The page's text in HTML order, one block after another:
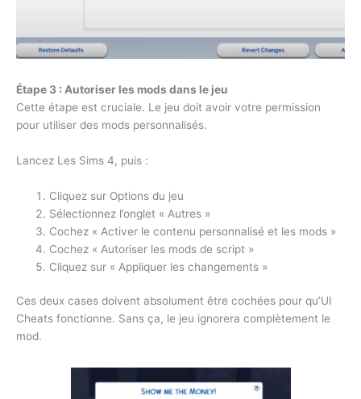
Étape 3 : Autoriser les mods dans le jeu
Cette étape est cruciale. Le jeu doit avoir votre permission
pour utiliser des mods personnalisés.
Lancez Les Sims 4, puis :
Cliquez sur Options du jeu
Sélectionnez l’onglet « Autres »
Cochez « Activer le contenu personnalisé et les mods »
Cochez « Autoriser les mods de script »
Cliquez sur « Appliquer les changements »
Ces deux cases doivent absolument être cochées pour qu’UI
Cheats fonctionne. Sans ça, le jeu ignorera complètement le
mod.